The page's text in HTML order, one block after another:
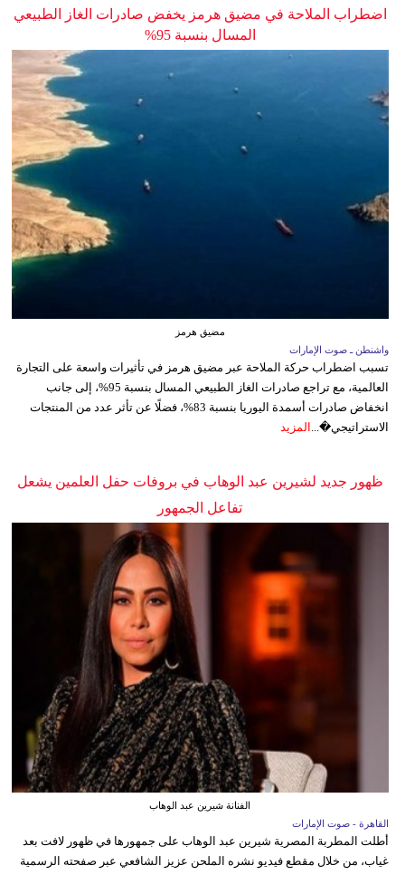
اضطراب الملاحة في مضيق هرمز يخفض صادرات الغاز الطبيعي
المسال بنسبة 95%
مضيق هرمز
واشنطن ـ صوت الإمارات
تسبب اضطراب حركة الملاحة عبر مضيق هرمز في تأثيرات واسعة على التجارة
العالمية، مع تراجع صادرات الغاز الطبيعي المسال بنسبة 95%، إلى جانب
انخفاض صادرات أسمدة اليوريا بنسبة 83%، فضلًا عن تأثر عدد من المنتجات
الاستراتيجي�... المزيد
ظهور جديد لشيرين عبد الوهاب في بروفات حفل العلمين يشعل
تفاعل الجمهور
الفنانة شيرين عبد الوهاب
القاهرة - صوت الإمارات
أطلت المطربة المصرية شيرين عبد الوهاب على جمهورها في ظهور لافت بعد
غياب، من خلال مقطع فيديو نشره الملحن عزيز الشافعي عبر صفحته الرسمية